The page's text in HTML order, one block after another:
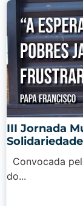
III Jornada
Solidariedade
Convocada
do...